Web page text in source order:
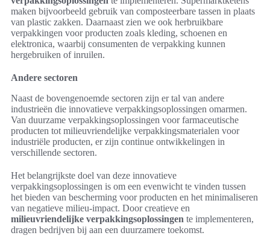
maken bijvoorbeeld gebruik van composteerbare tassen in plaats
van plastic zakken. Daarnaast zien we ook herbruikbare
verpakkingen voor producten zoals kleding, schoenen en
elektronica, waarbij consumenten de verpakking kunnen
hergebruiken of inruilen.
Andere sectoren
Naast de bovengenoemde sectoren zijn er tal van andere
industrieën die innovatieve verpakkingsoplossingen omarmen.
Van duurzame verpakkingsoplossingen voor farmaceutische
producten tot milieuvriendelijke verpakkingsmaterialen voor
industriële producten, er zijn continue ontwikkelingen in
verschillende sectoren.
Het belangrijkste doel van deze innovatieve
verpakkingsoplossingen is om een evenwicht te vinden tussen
het bieden van bescherming voor producten en het minimaliseren
van negatieve milieu-impact. Door creatieve en
milieuvriendelijke verpakkingsoplossingen te implementeren,
dragen bedrijven bij aan een duurzamere toekomst.